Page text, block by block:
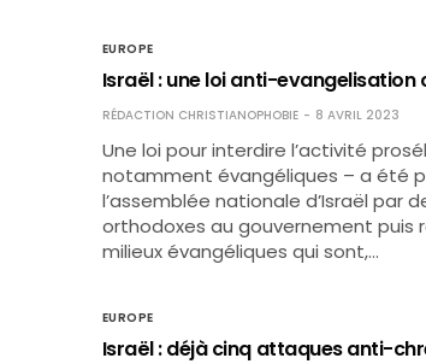
EUROPE
Israël : une loi anti-
RÉDACTION CHRISTIANOPHOBIE 8 AVRIL 2023
Une loi pour interdire l’activité
notamment évangéliques – a été
l’assemblée nationale d’Israël par
orthodoxes au gouvernement puis
milieux évangéliques qui sont,…
EUROPE
Israël : déjà cinq attaques anti-